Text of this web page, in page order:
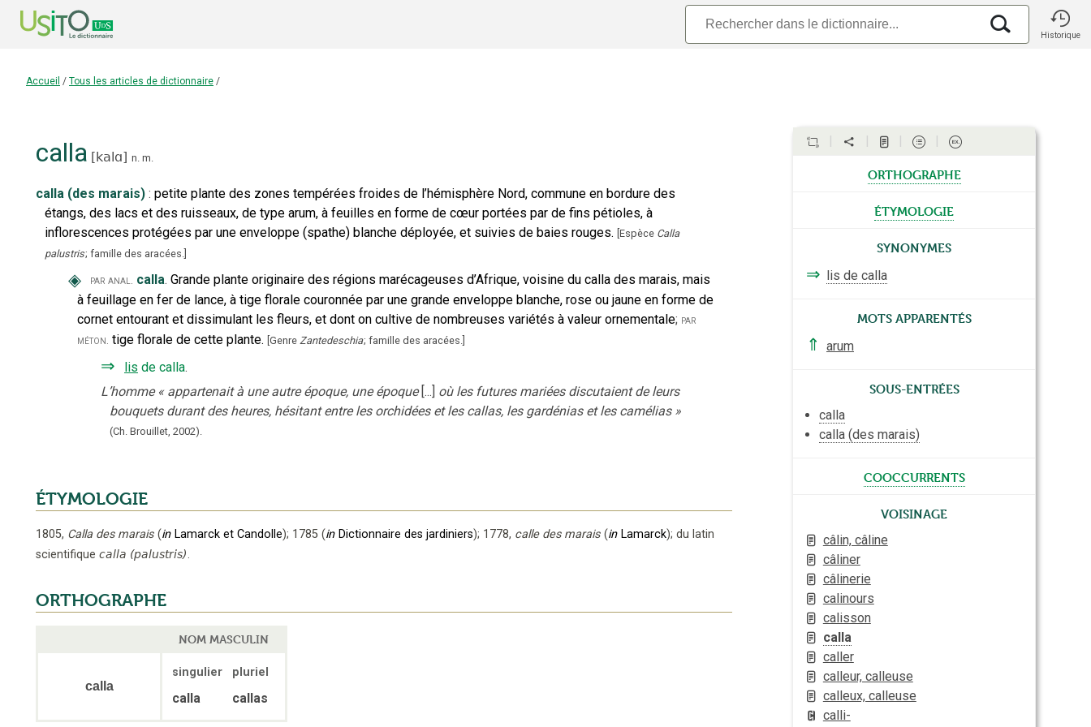
Historique
Accueil / Tous les articles de dictionnaire /
calla [kalɑ] n. m.
calla (des marais) : petite plante des zones tempérées froides de l’hémisphère Nord, commune en bordure des
étangs, des lacs et des ruisseaux, de type arum, à feuilles en forme de cœur portées par de fins pétioles, à
inflorescences protégées par une enveloppe (spathe) blanche déployée, et suivies de baies rouges. Espèce Calla
palustris; famille des aracées.
◈ par anal. calla. Grande plante originaire des régions marécageuses d’Afrique, voisine du calla des marais, mais
à feuillage en fer de lance, à tige florale couronnée par une grande enveloppe blanche, rose ou jaune en forme de
cornet entourant et dissimulant les fleurs, et dont on cultive de nombreuses variétés à valeur ornementale; par
méton. tige florale de cette plante. Genre Zantedeschia; famille des aracées.
⇒ lis de calla.
L’homme « appartenait à une autre époque, une époque [...] où les futures mariées discutaient de leurs
bouquets durant des heures, hésitant entre les orchidées et les callas, les gardénias et les camélias »
(Ch. Brouillet, 2002).
ÉTYMOLOGIE
1805, Calla des marais (in Lamarck et Candolle); 1785 (in Dictionnaire des jardiniers); 1778, calle des marais (in Lamarck); du latin
scientifique calla (palustris).
ORTHOGRAPHE
NOM MASCULIN
calla
singulier pluriel
calla callas
orthographe
étymologie
Synonymes
⇒ lis de calla
Mots apparentés
⇑
arum
Sous-entrées
calla
calla (des marais)
cooccurrents
Voisinage
câlin, câline
câliner
câlinerie
calinours
calisson
calla
caller
calleur, calleuse
calleux, calleuse
calli-